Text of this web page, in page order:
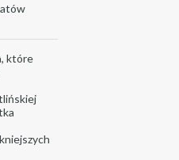
które